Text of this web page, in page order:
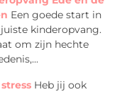
Een goede start in
kinderopvang.
om zijn hechte
Heb jij ook